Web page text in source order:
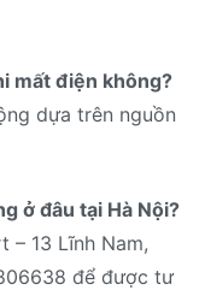
mất điện không?
dựa trên nguồn
ở đâu tại Hà Nội?
– 13 Lĩnh Nam,
để được tư